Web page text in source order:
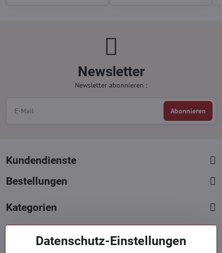
Newsletter
Newsletter abonnieren :
Abonnieren
Kundendienste
Bestellungen
Kategorien
KontakteDatenschutz-Einstellungen